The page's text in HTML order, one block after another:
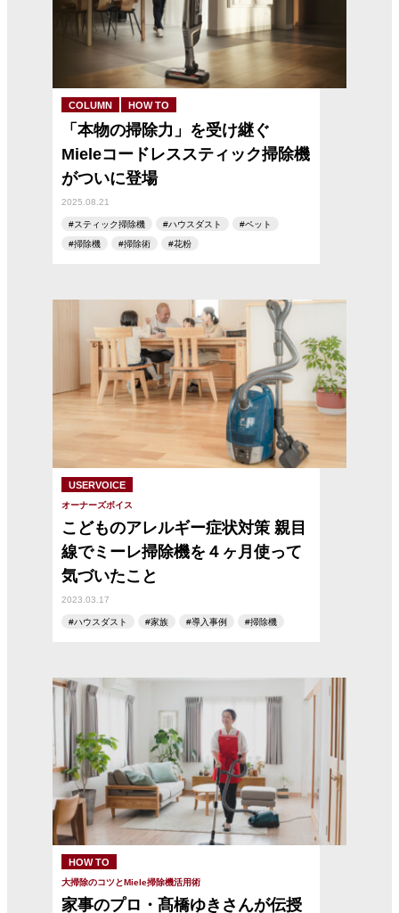
COLUMN HOW TO
「本物の掃除力」を受け継ぐ
Mieleコードレススティック掃除機
がついに登場
2025.08.21
スティック掃除機 ハウスダスト
ペット
掃除機
掃除術 花粉
USERVOICE
オーナーズボイス
こどものアレルギー症状対策 親目
線でミーレ掃除機を４ヶ月使って
気づいたこと
2023.03.17
ハウスダスト 家族 導入事例 掃除機
HOW TO
大掃除のコツとMiele掃除機活用術
家事のプロ・髙橋ゆきさんが伝授